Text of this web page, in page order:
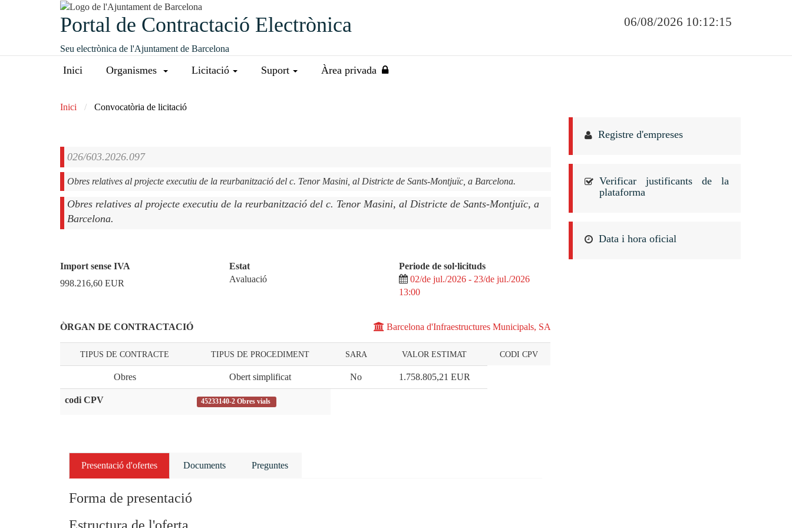
06/08/2026 10:12:15
Portal de Contractació Electrònica
Seu electrònica de l'Ajuntament de Barcelona
Inici Organismes Licitació Suport Àrea privada
Inici Convocatòria de licitació
026/603.2026.097
Obres relatives al projecte executiu de la reurbanització del c. Tenor Masini, al Districte de Sants-Montjuïc, a
Import sense IVA
998.216,60 EUR
Estat
Avaluació
Periode de sol·licituds
02/de jul./2026 - 23/de jul./2026
13:00
ÒRGAN DE CONTRACTACIÓ Barcelona d'Infraestructures Municipals, SA
TIPUS DE CONTRACTE TIPUS DE PROCEDIMENT SARA VALOR ESTIMAT CODI CPV
Obres Obert simplificat No 1.758.805,21 EUR
codi CPV 45233140-2 Obres vials
Presentació d'ofertes Documents Preguntes
Forma de presentació
Estructura de l'oferta
Registre d'empreses
Verificar justificants de la
plataforma
Data i hora oficial